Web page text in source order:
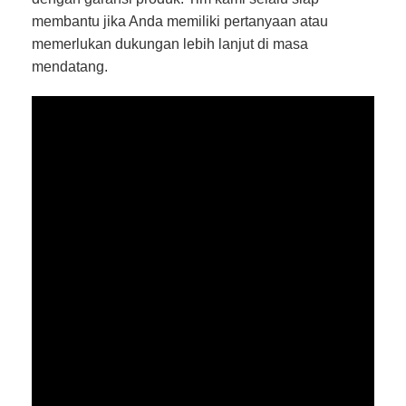
membantu jika Anda memiliki pertanyaan atau
memerlukan dukungan lebih lanjut di masa
mendatang.